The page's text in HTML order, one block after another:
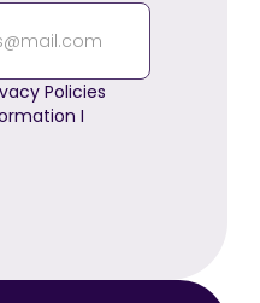
Policies
I